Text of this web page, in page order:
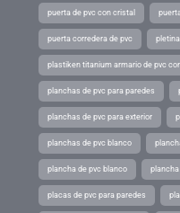
puerta de pvc con cristal
puerta corredera de pvc
plastiken titanium armario de pvc
planchas de pvc para paredes
planchas de pvc para exterior
planchas de pvc blanco
plancha de pvc blanco plancha
placas de pvc para paredes